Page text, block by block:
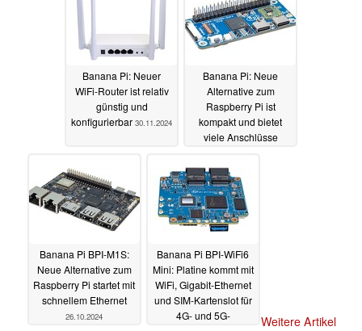
Banana Pi: Neuer
WiFi-Router ist relativ
günstig und
konfigurierbar 30.11.2024
Banana Pi: Neue
Alternative zum
Raspberry Pi ist
kompakt und bietet
viele Anschlüsse
Banana Pi BPI-M1S:
Neue Alternative zum
Raspberry Pi startet mit
schnellem Ethernet
26.10.2024
Banana Pi BPI-WiFi6
Mini: Platine kommt mit
WiFi, Gigabit-Ethernet
und SIM-Kartenslot für
4G- und 5G-
Weitere Artikel